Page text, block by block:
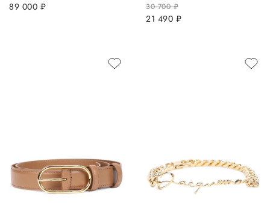
89 000 руб. 30 700руб.
21 490 руб.